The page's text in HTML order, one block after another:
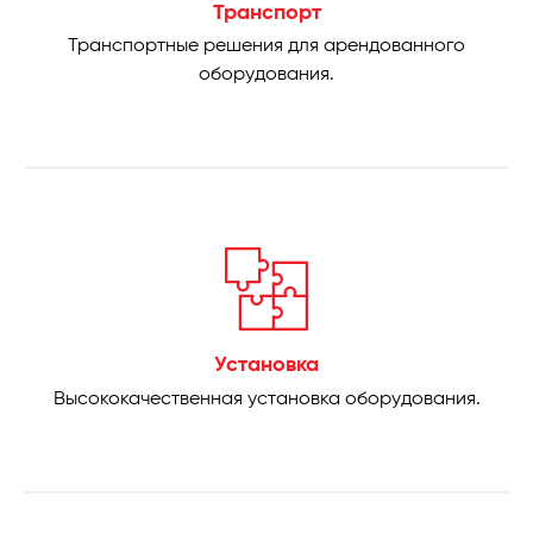
Транспорт
Транспортные решения для арендованного
оборудования.
Установка
Высококачественная установка оборудования.